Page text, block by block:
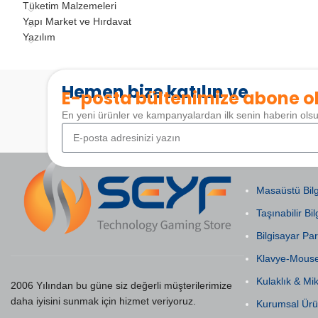
Tüketim Malzemeleri
Yapı Market ve Hırdavat
Yazılım
Hemen bize katılın ve
E-posta bültenimize abone
En yeni ürünler ve kampanyalardan ilk senin haberin
2006 Yılından bu güne siz değerli müşterilerimize
daha iyisini sunmak için hizmet veriyoruz.
Masaüstü
Taşınabilir
Bilgisayar
Klavye-
Kulaklık &
Kurumsal